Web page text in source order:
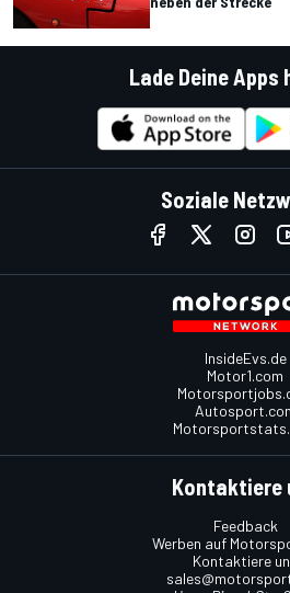
Lade Deine Apps
Soziale
InsideEvs.de
Motor1.com
Kontaktiere
Feedback
Werben auf
Kontaktiere